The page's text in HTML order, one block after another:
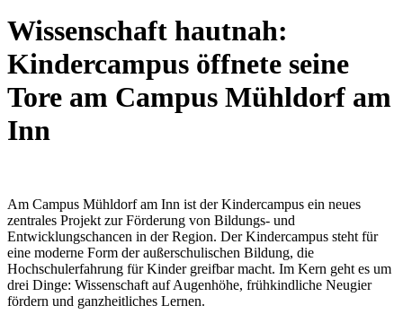
Wissenschaft hautnah:
Kindercampus öffnete seine
Tore am Campus Mühldorf am
Inn
Am Campus Mühldorf am Inn ist der Kindercampus ein neues
zentrales Projekt zur Förderung von Bildungs- und
Entwicklungschancen in der Region. Der Kindercampus steht für
eine moderne Form der außerschulischen Bildung, die
Hochschulerfahrung für Kinder greifbar macht. Im Kern geht es um
drei Dinge: Wissenschaft auf Augenhöhe, frühkindliche Neugier
fördern und ganzheitliches Lernen.